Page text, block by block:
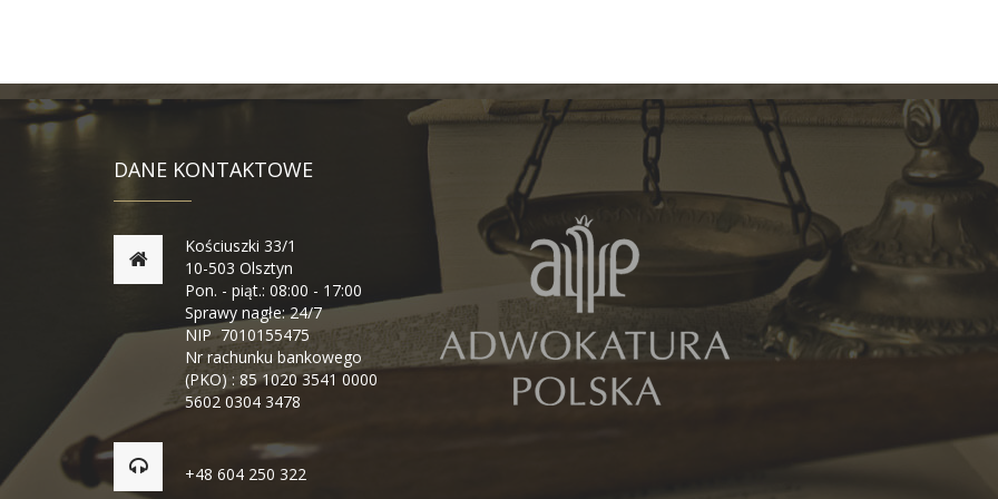
DANE KONTAKTOWE
Kościuszki 33/1
10-503 Olsztyn
Pon. - piąt.: 08:00 - 17:00
Sprawy nagłe: 24/7
NIP 7010155475
Nr rachunku bankowego
(PKO) : 85 1020 3541 0000
5602 0304 3478
+48 604 250 322